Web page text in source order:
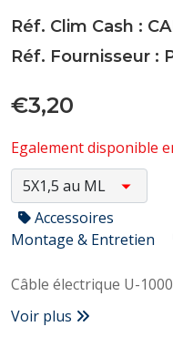
Réf. Clim Cash :
Réf. Fournisseur :
€3,20
Egalement disponible
Accessoires
Montage & Entretien
Câble électrique U-1000
Voir plus